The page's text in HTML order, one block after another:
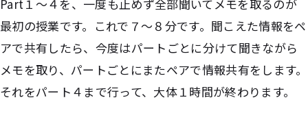
Part１〜４を、一度も止めず全部聞いてメモを取るのが
最初の授業です。これで７〜８分です。聞こえた情報をペ
アで共有したら、今度はパートごとに分けて聞きながら
メモを取り、パートごとにまたペアで情報共有をします。
それをパート４まで行って、大体１時間が終わります。